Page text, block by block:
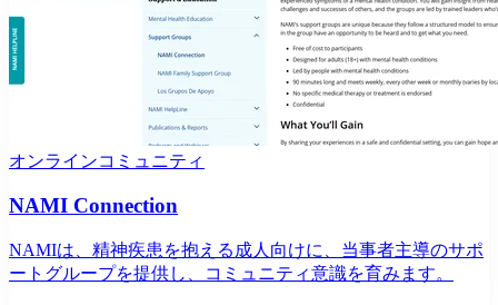
オンラインコミュニティ
NAMI Connection
NAMIは、精神疾患を抱える成人向けに、当事者主導のサポ
ートグループを提供し、コミュニティ意識を育みます。